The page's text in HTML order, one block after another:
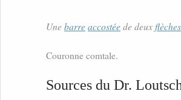
Unebarreaccostéede deuxflèches
Couronne comtale.
Sources du Dr.